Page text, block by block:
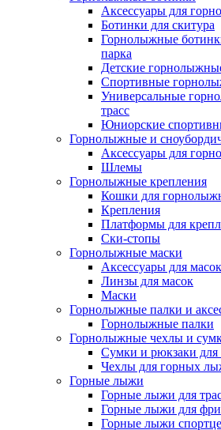
Аксессуары для
Ботинки для скитура
Горнолыжные
парка
Детские
Спортивные
Универсальные
трасс
Юниорские
Горнолыжные и
Аксессуары для
Шлемы
Горнолыжные крепления
Кошки для
Крепления
Платформы для
Ски-стопы
Горнолыжные маски
Аксессуары для масок
Линзы для масок
Маски
Горнолыжные палки и
Горнолыжные палки
Горнолыжные чехлы и
Сумки и рюкзаки
Чехлы для горных
Горные лыжи
Горные лыжи для
Горные лыжи для
Горные лыжи